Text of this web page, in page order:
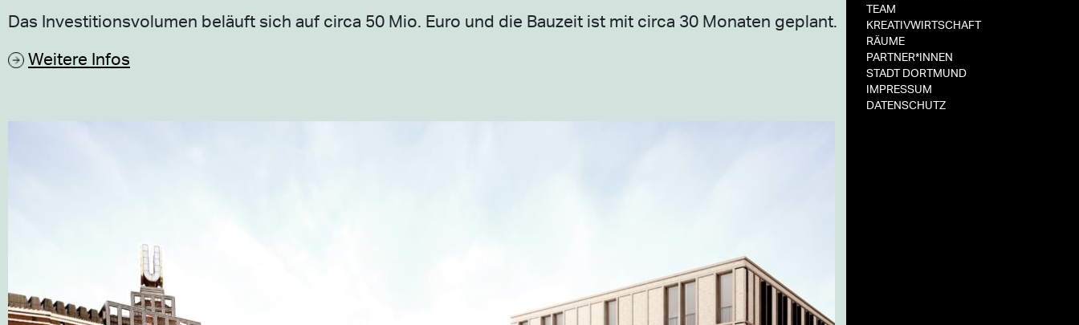
TEAM
KREATIVWIRTSCHAFT
RÄUME
PARTNER*INNEN
STADT DORTMUND
IMPRESSUM
DATENSCHUTZ
Das Investitionsvolumen beläuft sich auf circa 50 Mio. Euro und die Bauzeit ist mit circa 30 Monaten geplant.
Weitere Infos